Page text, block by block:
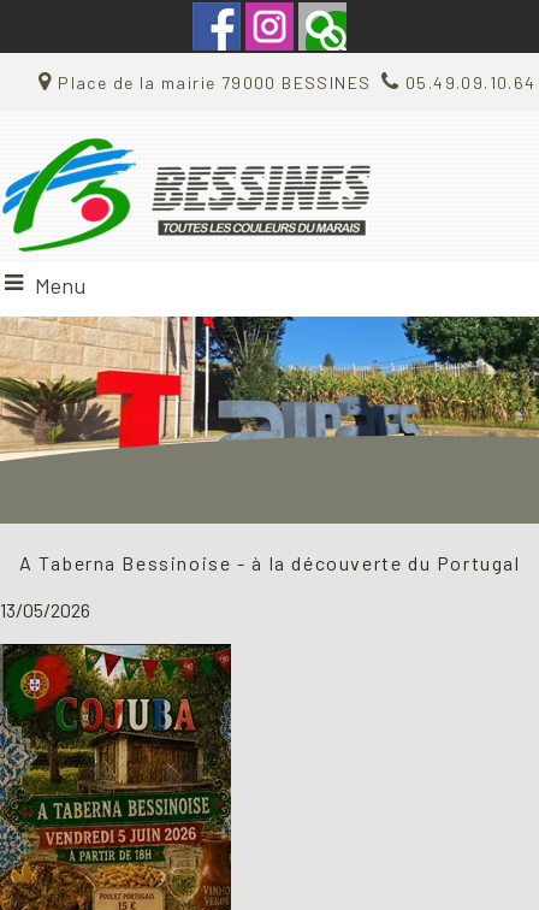
Place de la mairie 79000 BESSINES 05.49.09.10.64
Menu
A Taberna Bessinoise - à la découverte du Portugal
13/05/2026